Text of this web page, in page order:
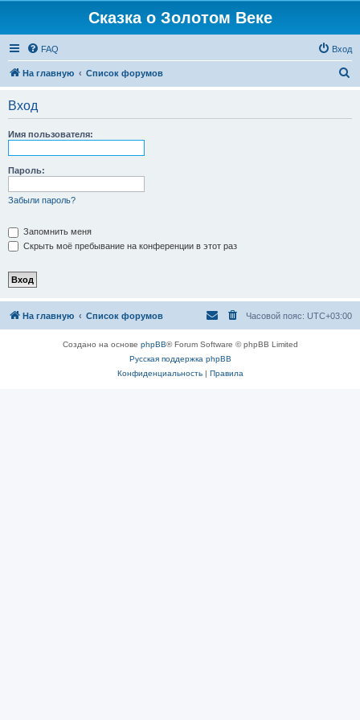
Сказка о Золотом Веке
FAQ Вход
На главную Список форумов
Вход
Имя пользователя:
Пароль:
Забыли пароль?
Запомнить меня
Скрыть моё пребывание на конференции в этот раз
На главную Список форумов Часовой пояс: UTC+03:00
Создано на основе phpBB® Forum Software © phpBB Limited
Русская поддержка phpBB
Конфиденциальность| Правила